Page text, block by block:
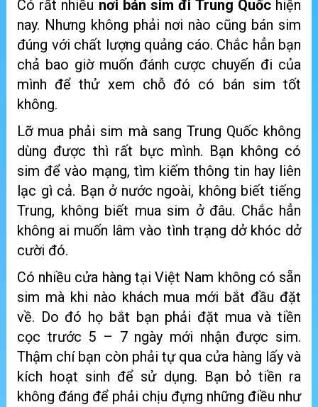
Có rất nhiều nơi bán sim đi Trung Quốchiện
nay. Nhưng không phải nơi nào cũng bán sim
đúng với chất lượng quảng cáo. Chắc hẳn bạn
chả bao giờ muốn đánh cược chuyến đi của
mình để thử xem chỗ đó có bán sim tốt
không.
Lỡ mua phải sim mà sang Trung Quốc không
dùng được thì rất bực mình. Bạn không có
sim để vào mạng, tìm kiếm thông tin hay liên
lạc gì cả. Bạn ở nước ngoài, không biết tiếng
Trung, không biết mua sim ở đâu. Chắc hẳn
không ai muốn lâm vào tình trạng dở khóc dở
cười đó.
Có nhiều cửa hàng tại Việt Nam không có sẵn
sim mà khi nào khách mua mới bắt đầu đặt
về. Do đó họ bắt bạn phải đặt mua và tiền
cọc trước 5 – 7 ngày mới nhận được sim.
Thậm chí bạn còn phải tự qua cửa hàng lấy và
kích hoạt sinh để sử dụng. Bạn bỏ tiền ra
không đáng để phải chịu đựng những điều như